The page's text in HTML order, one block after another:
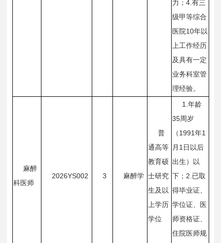
力； 4. 有三
级甲等综合
医院10年以
上工作经历
及具有一定
业务科室管
理经验。
麻醉
科医师
2026YS002 3 麻醉学
普
通高等
教育硕
士研究
生及以
上学历
学位
1. 年龄
35周岁
（ 1991 年1
月 1 日 以后
出生）以
下； 2. 已取
得毕业证、
学位证、医
师资格证、
住院医师规